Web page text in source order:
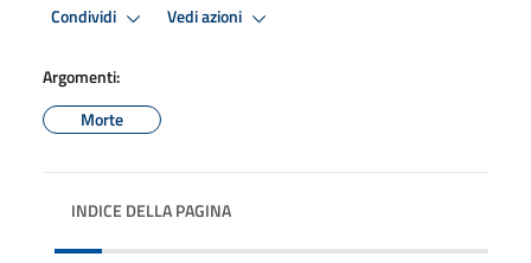
Condividi Vedi azioni
Argomenti:
Morte
INDICE DELLA PAGINA